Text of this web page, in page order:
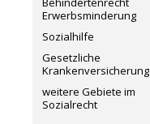
Erwerbsminderung
Sozialhilfe
Gesetzliche
Krankenversicherung
weitere Gebiete im
Sozialrecht